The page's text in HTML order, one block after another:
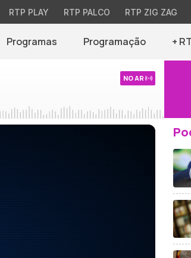
RTP PLAY RTP PALCO RTP ZIG ZAG
Programas Programação +
NO AR